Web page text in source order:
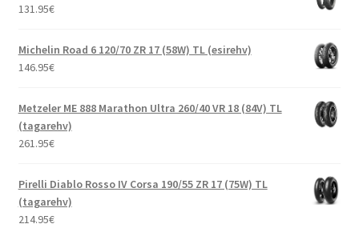
131.95€
Michelin Road 6 120/70 ZR 17 (58W) TL (esirehv)
146.95€
Metzeler ME 888 Marathon Ultra 260/40 VR 18 (84V) TL
(tagarehv)
261.95€
Pirelli Diablo Rosso IV Corsa 190/55 ZR 17 (75W) TL
(tagarehv)
214.95€